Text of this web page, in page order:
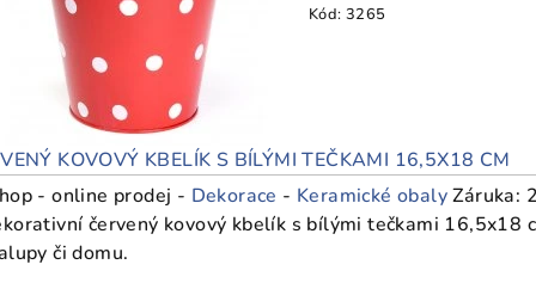
Kód: 3265
KOVOVÝ KBELÍK S BÍLÝMI TEČKAMI 16,5X18 CM
- online prodej - Dekorace - Keramické obalyZáruka:
červený kovový kbelík s bílými tečkami 16,5x18
či domu.